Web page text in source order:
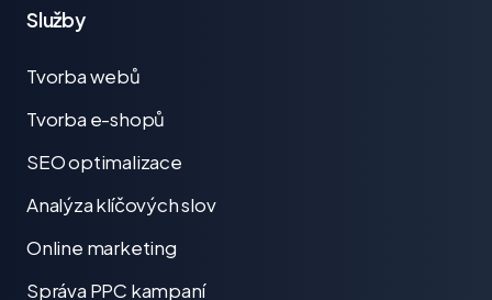
Služby
Tvorba webů
Tvorba e-shopů
SEO optimalizace
Analýza klíčových slov
Online marketing
Správa PPC kampaní